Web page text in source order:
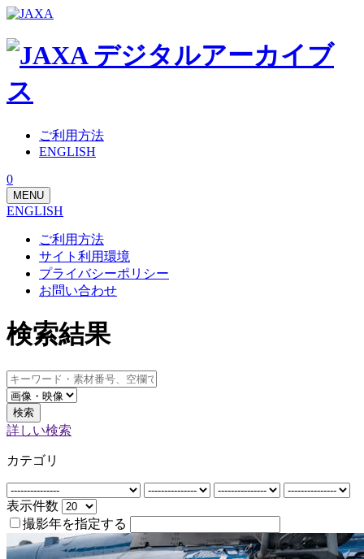
ご利用方法
ENGLISH
0
MENU
ENGLISH
ご利用方法
サイト利用環境
プライバシーポリシー
お問い合わせ
検索結果
検索
詳しい検索
カテゴリ
表示件数
撮影年を指定する